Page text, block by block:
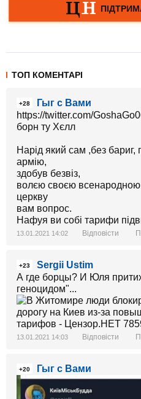
ТОП КОМЕНТАРІ
+28
Гыг с Вами
https://twitter.com/
борн ту Хєлл
Нарід який сам ,без бариг,
армію,
здобув безвіз,
волєю своєю
церкву
вам вопрос.
Нафуя ви собі тарифи
13.01.2021 14:02 Відповісти
+23
Sergii Ustim
А где борцы? И Юля
геноцидом"...
13.01.2021 14:03 Відповісти
+20 Гыг с Вами